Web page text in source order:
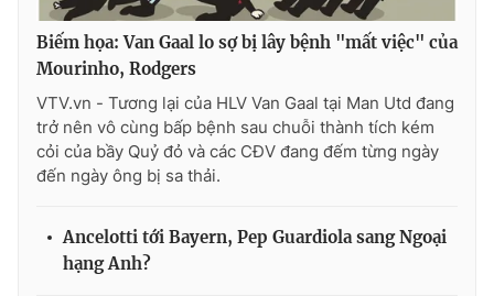
Biếm họa: Van Gaal lo sợ bị lây bệnh "mất việc" của
Mourinho, Rodgers
VTV.vn - Tương lại của HLV Van Gaal tại Man Utd đang
trở nên vô cùng bấp bệnh sau chuỗi thành tích kém
cỏi của bầy Quỷ đỏ và các CĐV đang đếm từng ngày
đến ngày ông bị sa thải.
Ancelotti tới Bayern, Pep Guardiola sang Ngoại
hạng Anh?